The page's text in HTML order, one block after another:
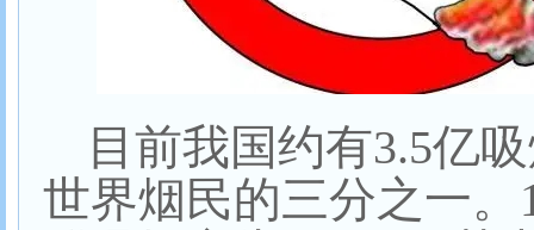
目前我国约有3.5亿
世界烟民的三分之一。